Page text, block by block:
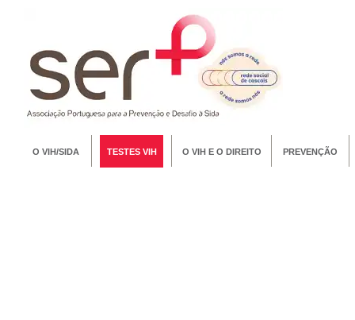
O VIH/SIDA TESTES VIH O VIH E O DIREITO PREVENÇÃO